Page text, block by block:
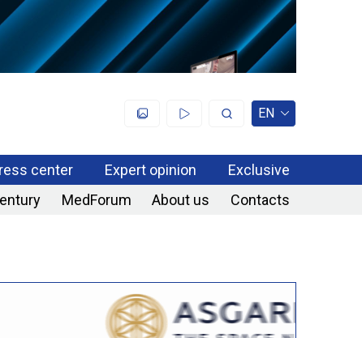
EN
center Expert opinion
Exclusive
MedForum About us Contacts